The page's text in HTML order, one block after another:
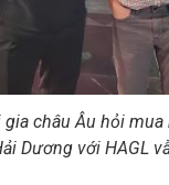
gia châu Âu hỏi
Dương với HAGL